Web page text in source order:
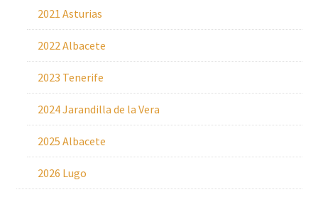
2021 Asturias
2022 Albacete
2023 Tenerife
2024 Jarandilla de la Vera
2025 Albacete
2026 Lugo